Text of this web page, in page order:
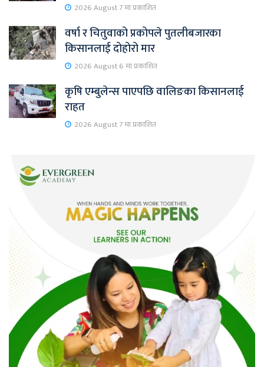
2026 August 7 मा प्रकाशित
वर्षा र चितुवाको प्रकोपले पुतलीबजारका
किसानलाई दोहोरो मार
2026 August 6 मा प्रकाशित
कृषि एम्बुलेन्स पाएपछि वालिङका किसानलाई
राहत
2026 August 7 मा प्रकाशित